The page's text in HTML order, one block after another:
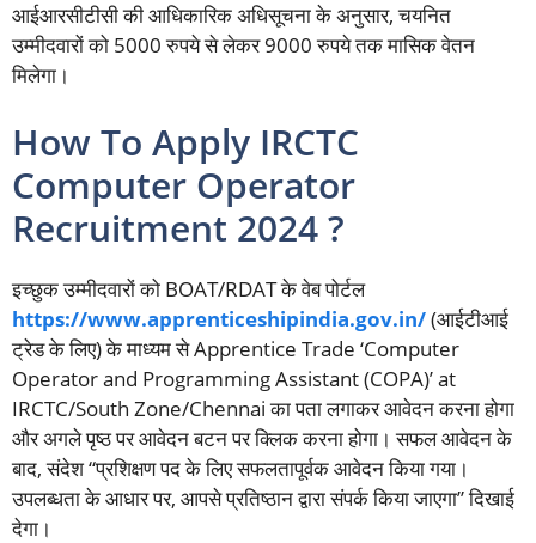
आईआरसीटीसी की आधिकारिक अधिसूचना के अनुसार, चयनित
उम्मीदवारों को 5000 रुपये से लेकर 9000 रुपये तक मासिक वेतन
मिलेगा।
How To Apply IRCTC
Computer Operator
Recruitment 2024 ?
इच्छुक उम्मीदवारों को BOAT/RDAT के वेब पोर्टल
https://www.apprenticeshipindia.gov.in/(आईटीआई
ट्रेड के लिए) के माध्यम से Apprentice Trade ‘Computer
Operator and Programming Assistant (COPA)’ at
IRCTC/South Zone/Chennai का पता लगाकर आवेदन करना होगा
और अगले पृष्ठ पर आवेदन बटन पर क्लिक करना होगा। सफल आवेदन के
बाद, संदेश “प्रशिक्षण पद के लिए सफलतापूर्वक आवेदन किया गया।
उपलब्धता के आधार पर, आपसे प्रतिष्ठान द्वारा संपर्क किया जाएगा” दिखाई
देगा।